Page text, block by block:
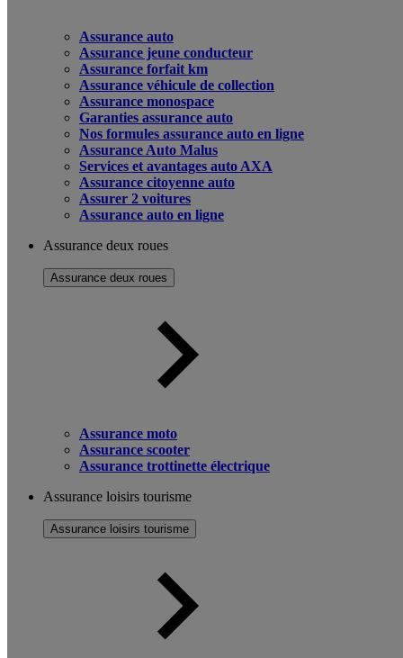
Assurance auto
Assurance jeune conducteur
Assurance forfait km
Assurance véhicule de collection
Assurance monospace
Garanties assurance auto
Nos formules assurance auto en ligne
Assurance Auto Malus
Services et avantages auto AXA
Assurance citoyenne auto
Assurer 2 voitures
Assurance auto en ligne
Assurance deux roues
Assurance deux roues
Assurance moto
Assurance scooter
Assurance trottinette électrique
Assurance loisirs tourisme
Assurance loisirs tourisme